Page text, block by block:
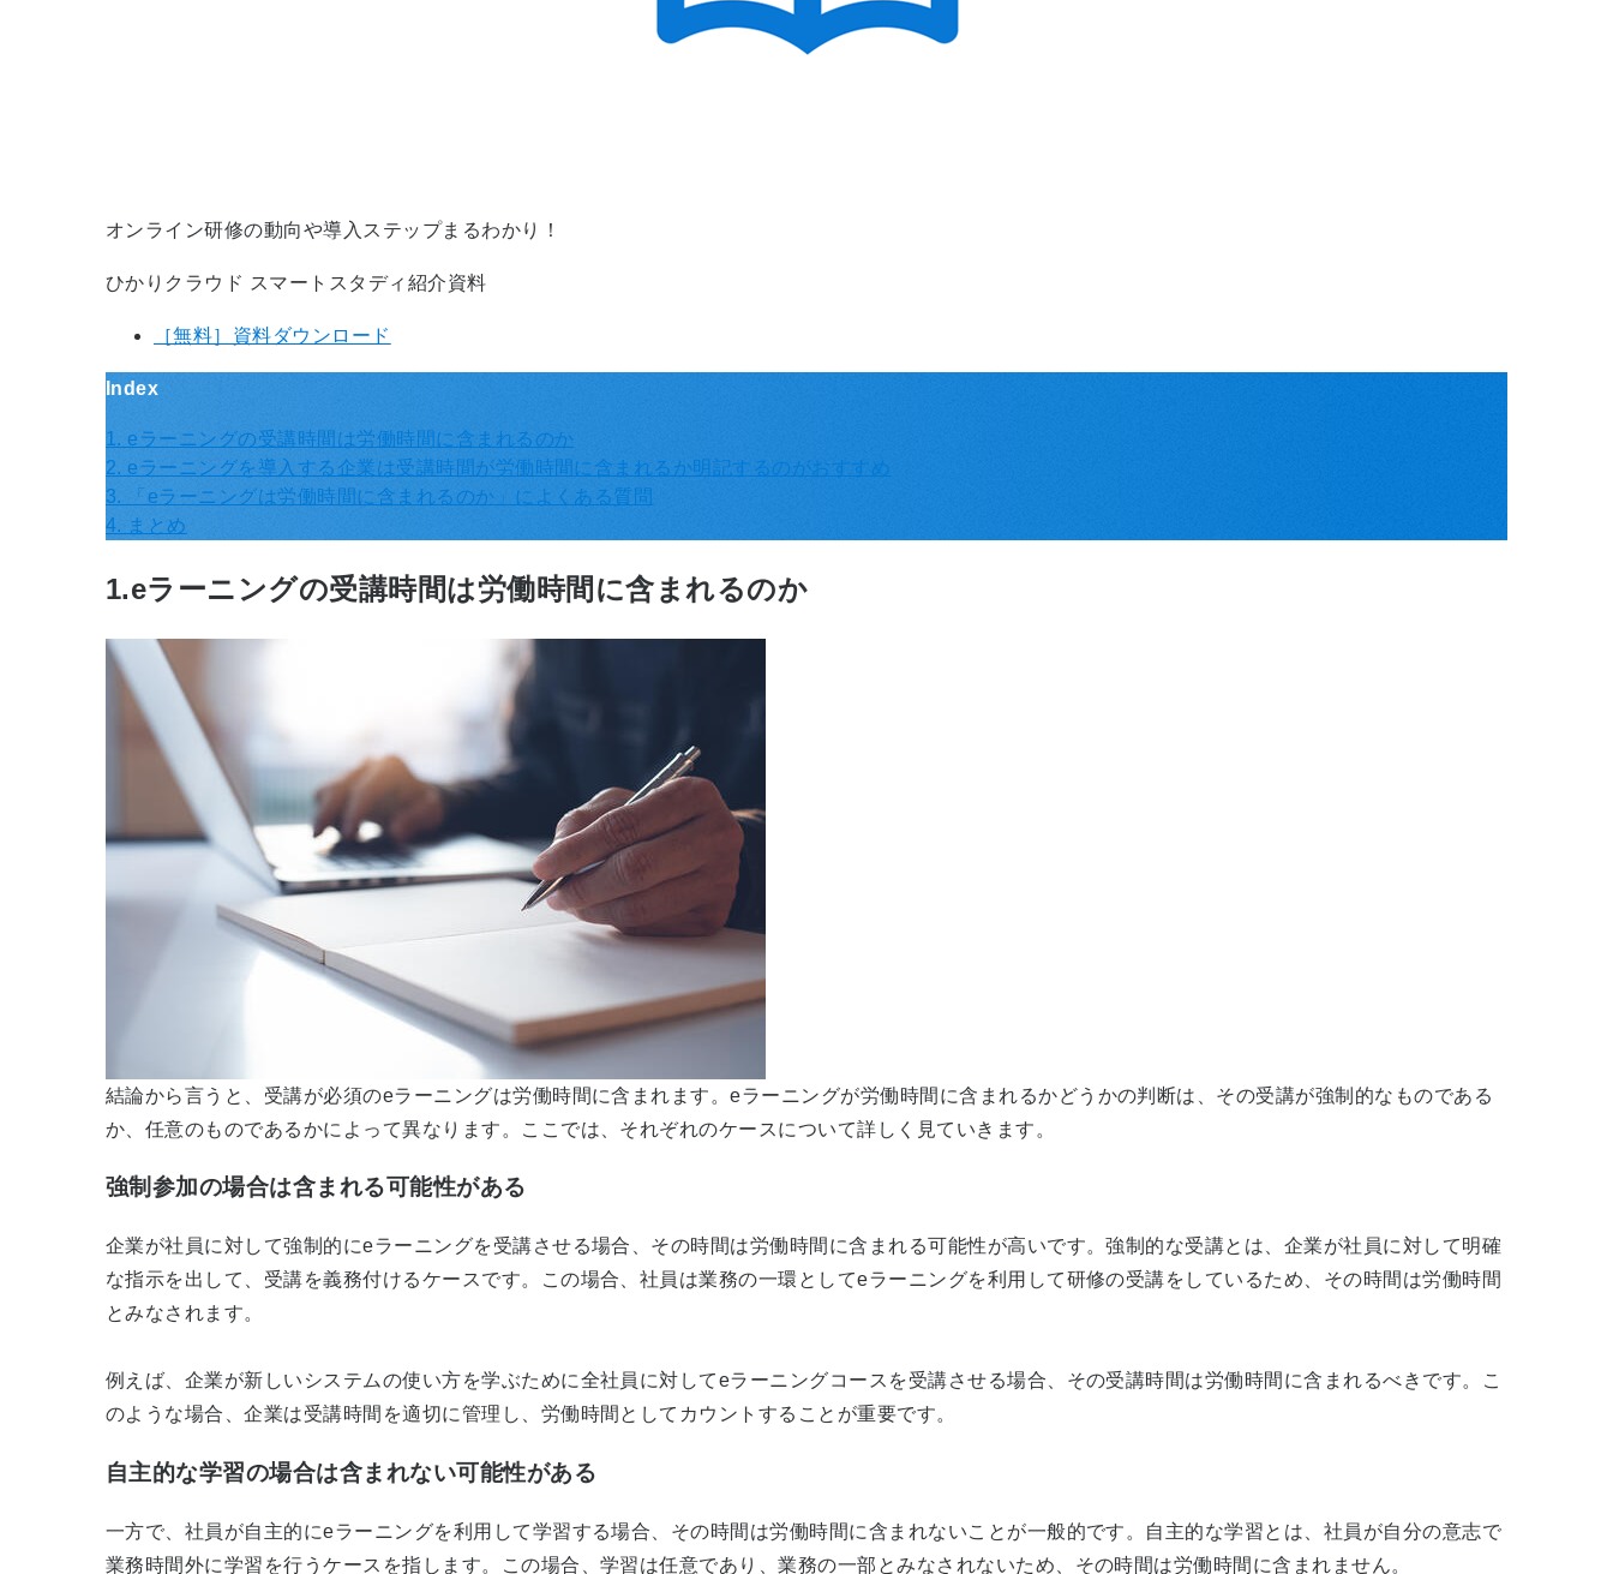
オンライン研修の動向や導入ステップまるわかり！
ひかりクラウド スマートスタディ紹介資料
［無料］資料ダウンロード
Index
1. eラーニングの受講時間は労働時間に含まれるのか
2. eラーニングを導入する企業は受講時間が労働時間に含まれるか明記するのがおすすめ
3. 「eラーニングは労働時間に含まれるのか」によくある質問
4. まとめ
1.eラーニングの受講時間は労働時間に含まれるのか
結論から言うと、受講が必須のeラーニングは労働時間に含まれます。eラーニングが労働時間に含まれるかどうかの判断は、その受講が強制的なものである
か、任意のものであるかによって異なります。ここでは、それぞれのケースについて詳しく見ていきます。
強制参加の場合は含まれる可能性がある
企業が社員に対して強制的にeラーニングを受講させる場合、その時間は労働時間に含まれる可能性が高いです。強制的な受講とは、企業が社員に対して明確
な指示を出して、受講を義務付けるケースです。この場合、社員は業務の一環としてeラーニングを利用して研修の受講をしているため、その時間は労働時間
とみなされます。
例えば、企業が新しいシステムの使い方を学ぶために全社員に対してeラーニングコースを受講させる場合、その受講時間は労働時間に含まれるべきです。こ
のような場合、企業は受講時間を適切に管理し、労働時間としてカウントすることが重要です。
自主的な学習の場合は含まれない可能性がある
一方で、社員が自主的にeラーニングを利用して学習する場合、その時間は労働時間に含まれないことが一般的です。自主的な学習とは、社員が自分の意志で
業務時間外に学習を行うケースを指します。この場合、学習は任意であり、業務の一部とみなされないため、その時間は労働時間に含まれません。